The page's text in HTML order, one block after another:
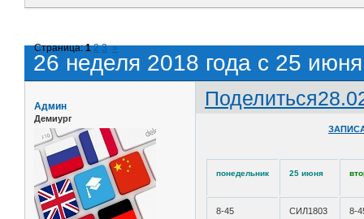
26 неделя 2018 года с 25
Страница:1 2 3 »
Поделиться
Админ
Демиург
понедельник 25 июня
8-45 СИЛ1803 8-